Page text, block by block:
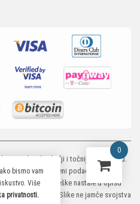
se dati što bolji i točniji opis i sliku.
da su svi navedeni podaci i slike u
eventualne pogreške nastale u opisu
promjene cijena. Slike ne jamče svojstva
0
bismo vam
Više
privatnosti.